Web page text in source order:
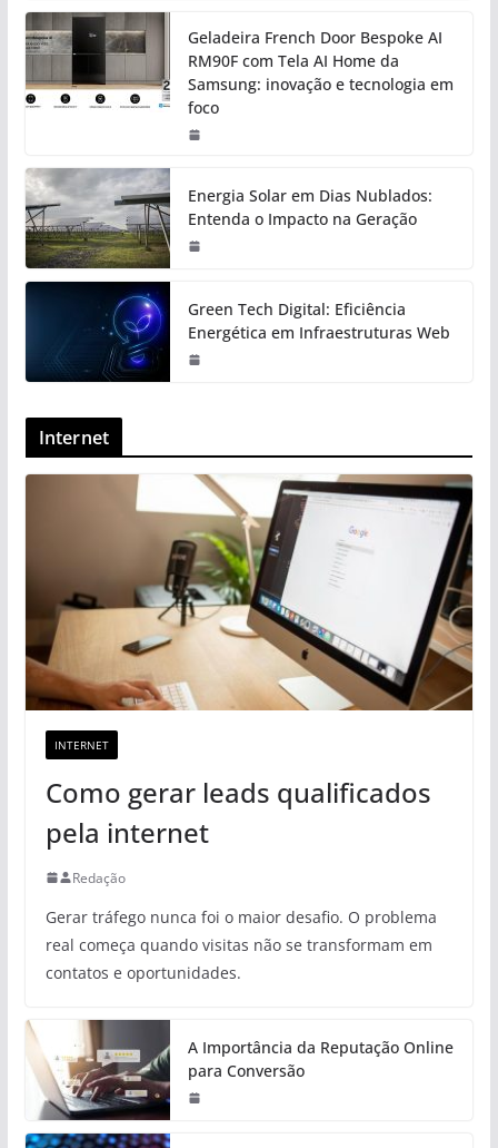
Geladeira French Door Bespoke AI
RM90F com Tela AI Home da
Samsung: inovação e tecnologia em
foco
Energia Solar em Dias Nublados:
Entenda o Impacto na Geração
Green Tech Digital: Eficiência
Energética em Infraestruturas Web
Internet
INTERNET
Como gerar leads qualificados
pela internet
Redação
Gerar tráfego nunca foi o maior desafio. O problema
real começa quando visitas não se transformam em
contatos e oportunidades.
A Importância da Reputação Online
para Conversão